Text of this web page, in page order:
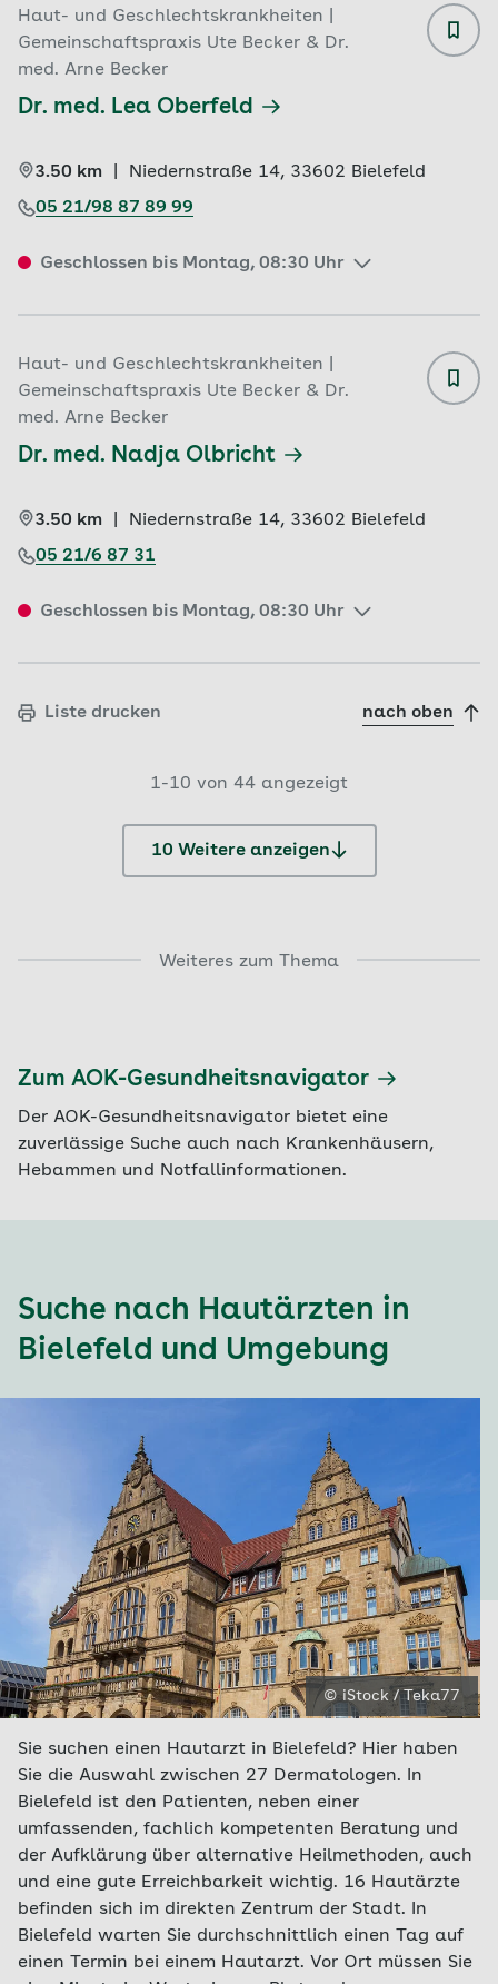
Haut- und Geschlechtskrankheiten |
Gemeinschaftspraxis Ute Becker & Dr.
med. Arne Becker
Dr. med. Lea Oberfeld
3.50 km Niedernstraße 14, 33602 Bielefeld
05 21/98 87 89 99
Geschlossen bis Montag, 08:30 Uhr
Haut- und Geschlechtskrankheiten |
Gemeinschaftspraxis Ute Becker & Dr.
med. Arne Becker
Dr. med. Nadja Olbricht
3.50 km Niedernstraße 14, 33602 Bielefeld
05 21/6 87 31
Geschlossen bis Montag, 08:30 Uhr
Liste drucken nach oben
1-10 von 44 angezeigt
10 Weitere anzeigen
Weiteres zum Thema
Zum AOK-Gesundheitsnavigator
Der AOK-Gesundheitsnavigator bietet eine
zuverlässige Suche auch nach Krankenhäusern,
Hebammen und Notfallinformationen.
Suche nach Hautärzten in
Bielefeld und Umgebung
© iStock / Teka77
Sie suchen einen Hautarzt in Bielefeld? Hier haben
Sie die Auswahl zwischen 27 Dermatologen. In
Bielefeld ist den Patienten, neben einer
umfassenden, fachlich kompetenten Beratung und
der Aufklärung über alternative Heilmethoden, auch
und eine gute Erreichbarkeit wichtig. 16 Hautärzte
befinden sich im direkten Zentrum der Stadt. In
Bielefeld warten Sie durchschnittlich einen Tag auf
einen Termin bei einem Hautarzt. Vor Ort müssen Sie